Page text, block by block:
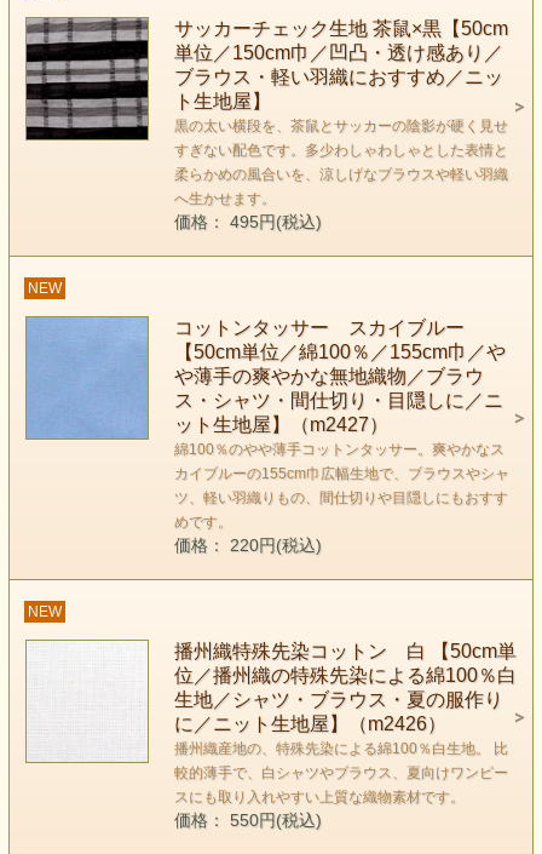
サッカーチェック生地 茶鼠×黒【50cm
単位／150cm巾／凹凸・透け感あり／
ブラウス・軽い羽織におすすめ／ニッ
ト生地屋】
黒の太い横段を、茶鼠とサッカーの陰影が硬く見せ
すぎない配色です。多少わしゃわしゃとした表情と
柔らかめの風合いを、涼しげなブラウスや軽い羽織
へ生かせます。
価格： 495円(税込)
NEW
コットンタッサー スカイブルー
【50cm単位／綿100％／155cm巾／や
や薄手の爽やかな無地織物／ブラウ
ス・シャツ・間仕切り・目隠しに／ニ
ット生地屋】（m2427）
綿100％のやや薄手コットンタッサー。爽やかなス
カイブルーの155cm巾広幅生地で、ブラウスやシャ
ツ、軽い羽織りもの、間仕切りや目隠しにもおすす
めです。
価格： 220円(税込)
NEW
播州織特殊先染コットン 白 【50cm単
位／播州織の特殊先染による綿100％白
生地／シャツ・ブラウス・夏の服作り
に／ニット生地屋】（m2426）
播州織産地の、特殊先染による綿100％白生地。 比
較的薄手で、白シャツやブラウス、夏向けワンピー
スにも取り入れやすい上質な織物素材です。
価格： 550円(税込)